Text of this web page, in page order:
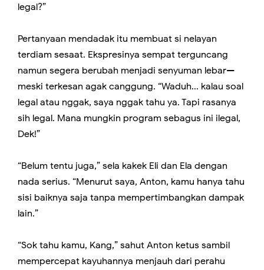
legal?”
Pertanyaan mendadak itu membuat si nelayan
terdiam sesaat. Ekspresinya sempat terguncang
namun segera berubah menjadi senyuman lebar—
meski terkesan agak canggung. “Waduh... kalau soal
legal atau nggak, saya nggak tahu ya. Tapi rasanya
sih legal. Mana mungkin program sebagus ini ilegal,
Dek!”
“Belum tentu juga,” sela kakek Eli dan Ela dengan
nada serius. “Menurut saya, Anton, kamu hanya tahu
sisi baiknya saja tanpa mempertimbangkan dampak
lain.”
“Sok tahu kamu, Kang,” sahut Anton ketus sambil
mempercepat kayuhannya menjauh dari perahu